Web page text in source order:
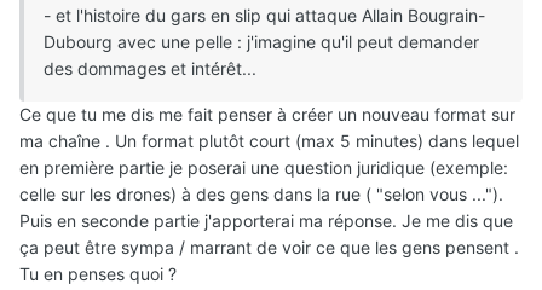
- et l'histoire du gars en slip qui attaque Allain Bougrain-
Dubourg avec une pelle : j'imagine qu'il peut demander
des dommages et intérêt...
Ce que tu me dis me fait penser à créer un nouveau format sur
ma chaîne . Un format plutôt court (max 5 minutes) dans lequel
en première partie je poserai une question juridique (exemple:
celle sur les drones) à des gens dans la rue ( "selon vous ...").
Puis en seconde partie j'apporterai ma réponse. Je me dis que
ça peut être sympa / marrant de voir ce que les gens pensent .
Tu en penses quoi ?